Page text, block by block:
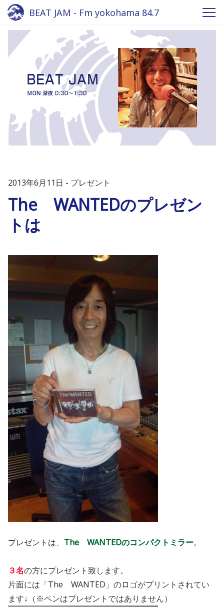
BEAT JAM - Fm yokohama 84.7
2013年6月11日 プレゼント
The WANTEDのプレゼン
トは
プレゼントは、 The WANTEDのコンパクトミラー。
３名の方にプレゼント致します。
片面には「The WANTED」のロゴがプリントされてい
ます↓（※ペンはプレゼントではありません）